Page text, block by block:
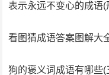
表示永远不变心的成语
看图猜成语答案图解大
狗的褒义词成语有哪些